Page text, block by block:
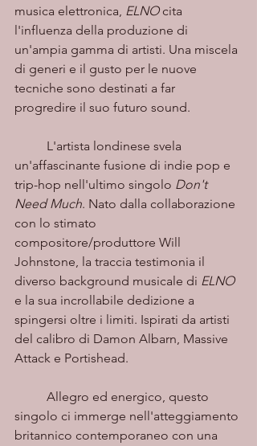
musica elettronica, ELNO cita
l'influenza della produzione di
un'ampia gamma di artisti. Una miscela
di generi e il gusto per le nuove
tecniche sono destinati a far
progredire il suo futuro sound.
un'affascinante fusione di indie pop e
trip-hop nell'ultimo singolo Don't
Need Much. Nato dalla collaborazione
con lo stimato
compositore/produttore Will
Johnstone, la traccia testimonia il
diverso background musicale di ELNO
e la sua incrollabile dedizione a
spingersi oltre i limiti. Ispirati da artisti
del calibro di Damon Albarn, Massive
Attack e Portishead.
singolo ci immerge nell'atteggiamento
britannico contemporaneo con una